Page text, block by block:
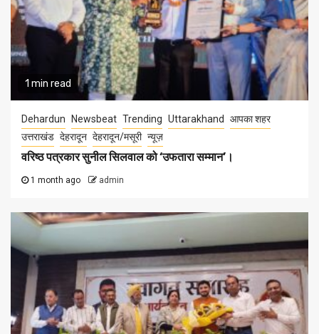
1 min read
Dehardun Newsbeat Trending Uttarakhand
आपका शहर
उत्तराखंड देहरादून देहरादून/मसूरी न्यूज़
वरिष्ठ पत्रकार सुनील सिलवाल को ‘उफतारा सम्मान’।
1 month ago admin